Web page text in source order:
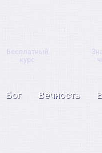
Бесплатный
курс
Бог Вечность